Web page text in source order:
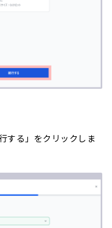
する」をクリックしま